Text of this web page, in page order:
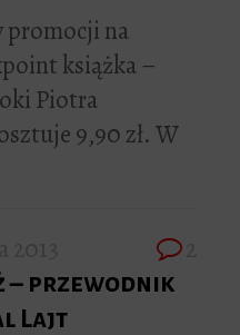
promocji na
książka –
Piotra
9,90 zł. W
– przewodnik
Lajt